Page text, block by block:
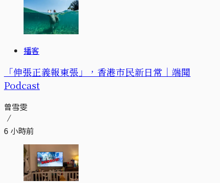
播客
「伸張正義報東張」，香港市民新日常｜端聞
Podcast
曾雪雯
6 小時前